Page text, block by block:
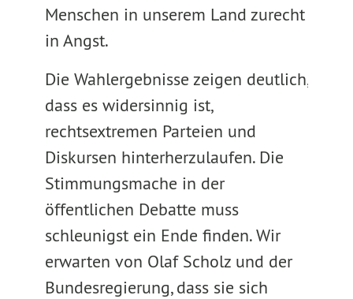
Menschen in unserem Land zurecht
in Angst.
Die Wahlergebnisse zeigen deutlich,
dass es widersinnig ist,
rechtsextremen Parteien und
Diskursen hinterherzulaufen. Die
Stimmungsmache in der
öffentlichen Debatte muss
schleunigst ein Ende finden. Wir
erwarten von Olaf Scholz und der
Bundesregierung, dass sie sich